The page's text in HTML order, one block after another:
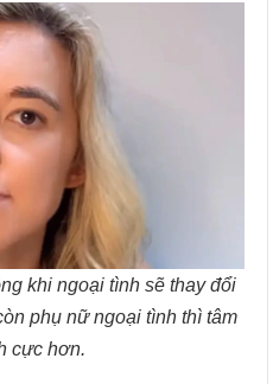
khi ngoại tình sẽ thay đổi
phụ nữ ngoại tình thì tâm
cực hơn.